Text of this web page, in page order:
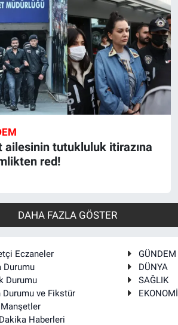
ailesinin tutukluluk itirazına
red!
DAHA FAZLA GÖSTER
Eczaneler
Durumu
Durumu
Durumu ve Fikstür
Haberleri
GÜNDEM
DÜNYA
SAĞLIK
EKONOMİ